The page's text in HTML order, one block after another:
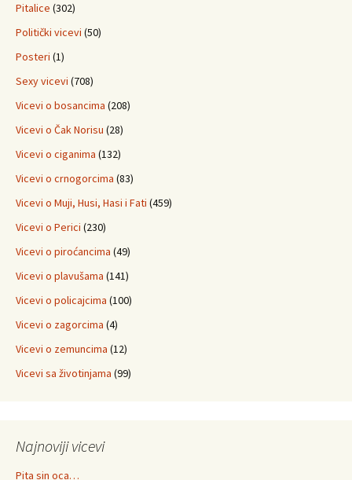
Pitalice (302)
Politički vicevi (50)
Posteri (1)
Sexy vicevi (708)
Vicevi o bosancima (208)
Vicevi o Čak Norisu (28)
Vicevi o ciganima (132)
Vicevi o crnogorcima (83)
Vicevi o Muji, Husi, Hasi i Fati (459)
Vicevi o Perici (230)
Vicevi o piroćancima (49)
Vicevi o plavušama (141)
Vicevi o policajcima (100)
Vicevi o zagorcima (4)
Vicevi o zemuncima (12)
Vicevi sa životinjama (99)
Najnoviji vicevi
Pita sin oca…